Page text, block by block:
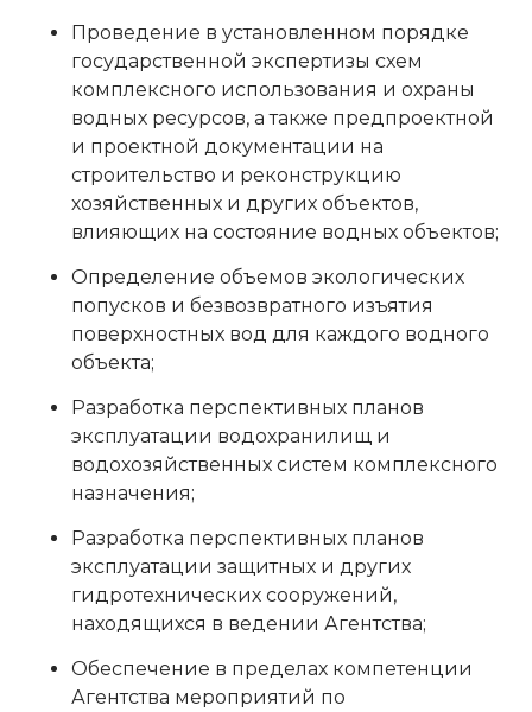
Проведение в установленном порядке
государственной экспертизы схем
комплексного использования и охраны
водных ресурсов, а также предпроектной
и проектной документации на
строительство и реконструкцию
хозяйственных и других объектов,
влияющих на состояние водных объектов;
Определение объемов экологических
попусков и безвозвратного изъятия
поверхностных вод для каждого водного
объекта;
Разработка перспективных планов
эксплуатации водохранилищ и
водохозяйственных систем комплексного
назначения;
Разработка перспективных планов
эксплуатации защитных и других
гидротехнических сооружений,
находящихся в ведении Агентства;
Обеспечение в пределах компетенции
Агентства мероприятий по